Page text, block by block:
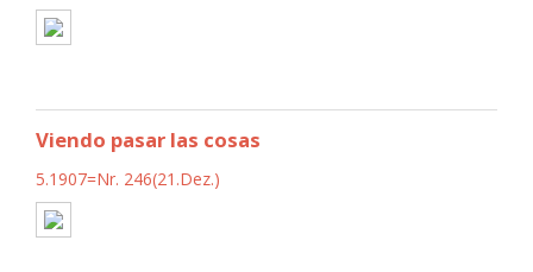
Viendo pasar las cosas
5.1907=Nr. 246(21.Dez.)